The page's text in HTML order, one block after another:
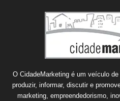
O CidadeMarketing é um veículo
produzir, informar, discutir e
marketing, empreendedorismo,